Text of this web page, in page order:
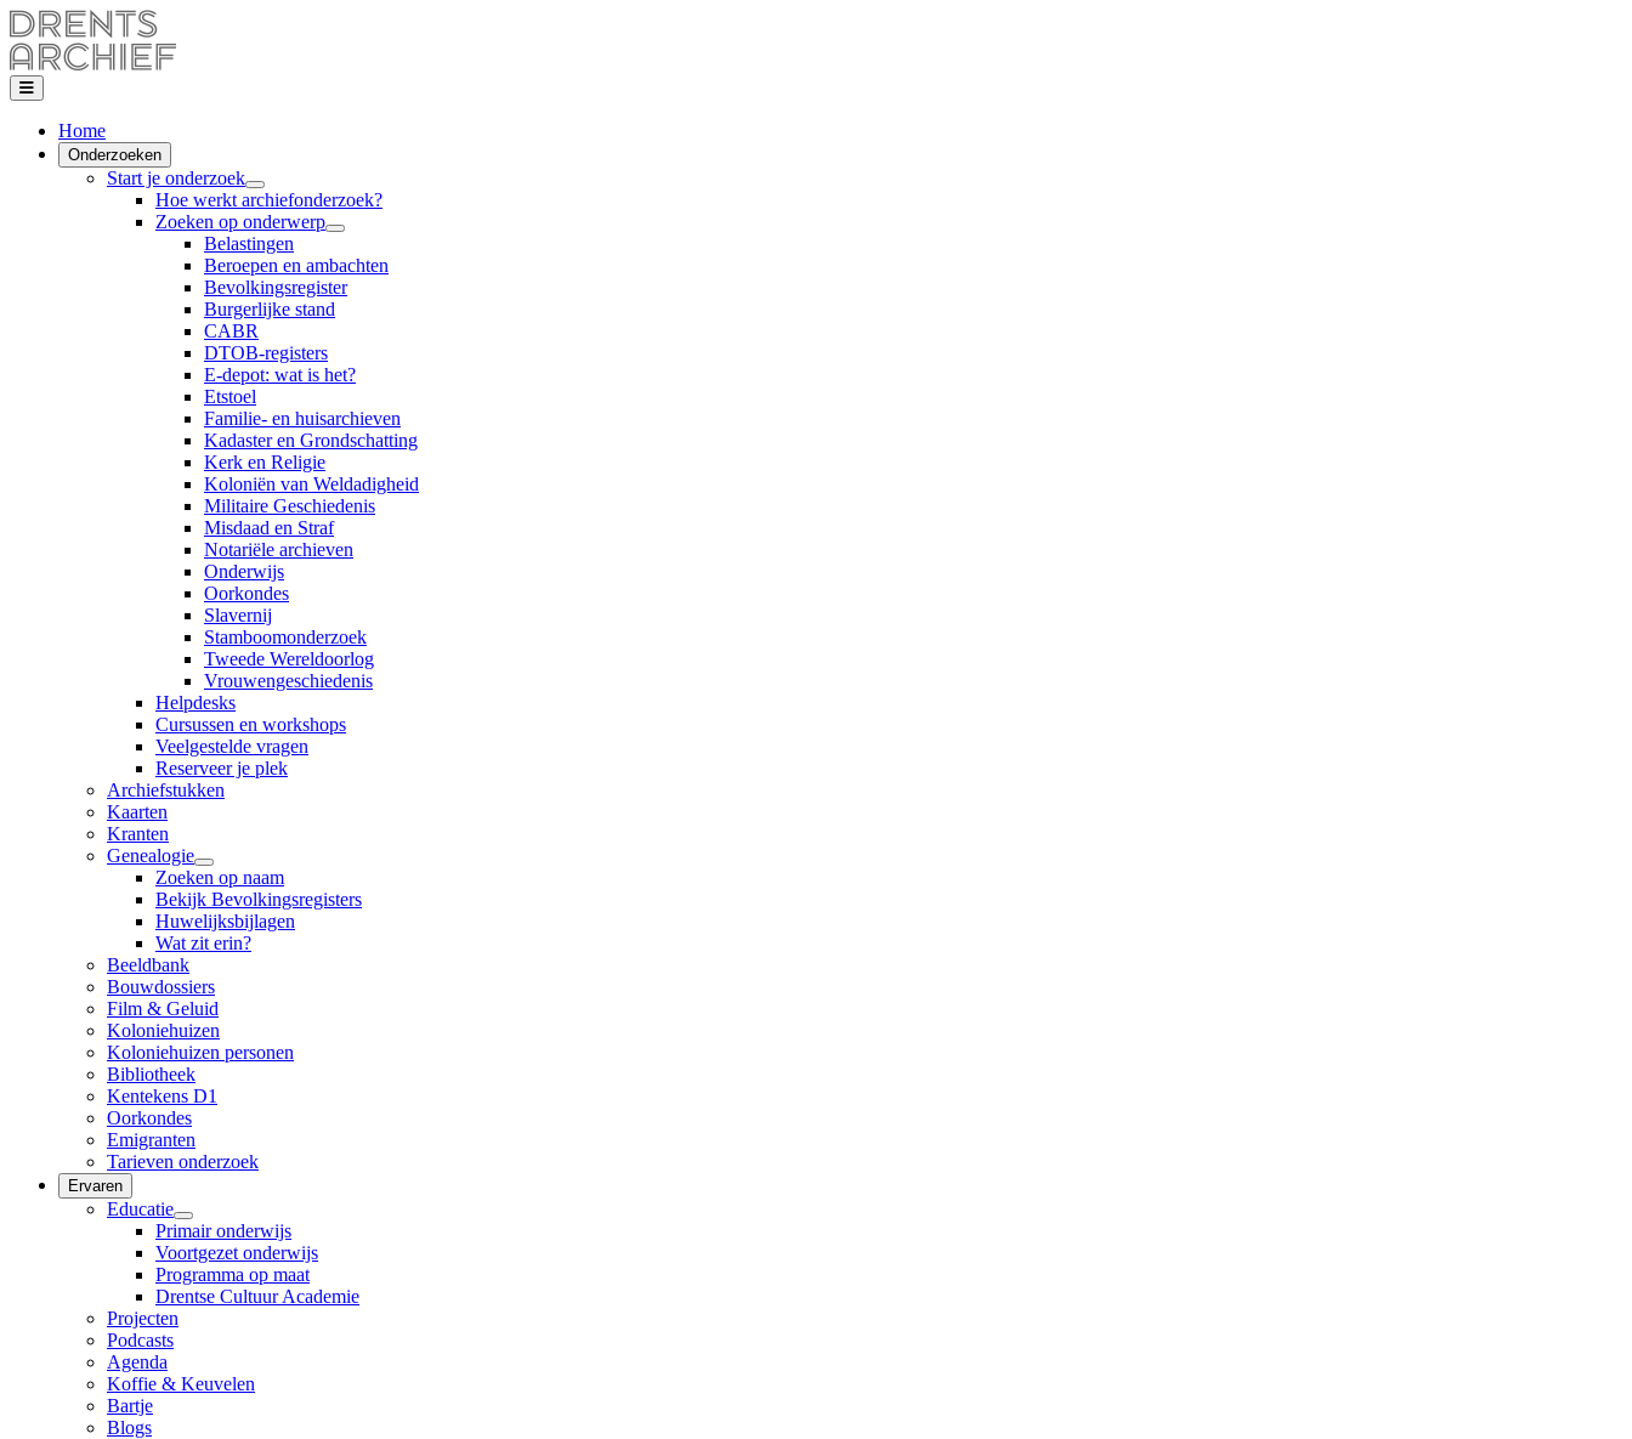
Home
Onderzoeken
Start je onderzoek
Hoe werkt archiefonderzoek?
Zoeken op onderwerp
Belastingen
Beroepen en ambachten
Bevolkingsregister
Burgerlijke stand
CABR
DTOB-registers
E-depot: wat is het?
Etstoel
Familie- en huisarchieven
Kadaster en Grondschatting
Kerk en Religie
Koloniën van Weldadigheid
Militaire Geschiedenis
Misdaad en Straf
Notariële archieven
Onderwijs
Oorkondes
Slavernij
Stamboomonderzoek
Tweede Wereldoorlog
Vrouwengeschiedenis
Helpdesks
Cursussen en workshops
Veelgestelde vragen
Reserveer je plek
Archiefstukken
Kaarten
Kranten
Genealogie
Zoeken op naam
Bekijk Bevolkingsregisters
Huwelijksbijlagen
Wat zit erin?
Beeldbank
Bouwdossiers
Film & Geluid
Koloniehuizen
Koloniehuizen personen
Bibliotheek
Kentekens D1
Oorkondes
Emigranten
Tarieven onderzoek
Ervaren
Educatie
Primair onderwijs
Voortgezet onderwijs
Programma op maat
Drentse Cultuur Academie
Projecten
Podcasts
Agenda
Koffie & Keuvelen
Bartje
Blogs